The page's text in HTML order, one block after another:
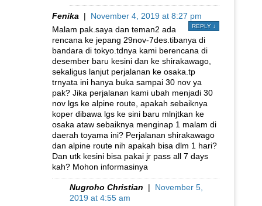
Fenika | November 4, 2019 at 8:27 pm
REPLY ↓
Malam pak.saya dan teman2 ada
rencana ke jepang 29nov-7des.tibanya di
bandara di tokyo.tdnya kami berencana di
desember baru kesini dan ke shirakawago,
sekaligus lanjut perjalanan ke osaka.tp
trnyata ini hanya buka sampai 30 nov ya
pak? Jika perjalanan kami ubah menjadi 30
nov lgs ke alpine route, apakah sebaiknya
koper dibawa lgs ke sini baru mlnjtkan ke
osaka ataw sebaiknya menginap 1 malam di
daerah toyama ini? Perjalanan shirakawago
dan alpine route nih apakah bisa dlm 1 hari?
Dan utk kesini bisa pakai jr pass all 7 days
kah? Mohon informasinya
Nugroho Christian | November 5,
2019 at 4:55 am